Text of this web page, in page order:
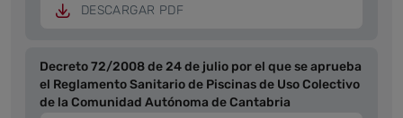
DESCARGAR PDF
Decreto 72/2008 de 24 de julio por el que se aprueba
el Reglamento Sanitario de Piscinas de Uso Colectivo
de la Comunidad Autónoma de Cantabria